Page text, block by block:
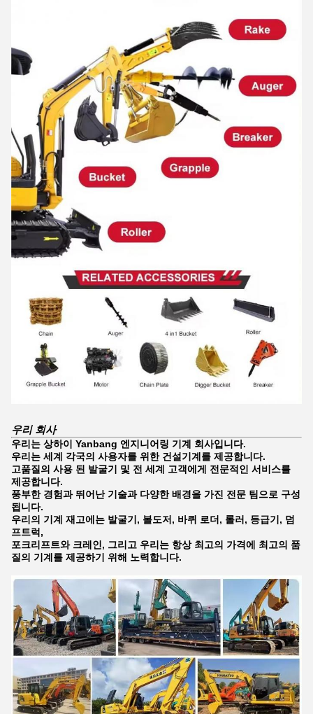
우리 회사
우리는 상하이 Yanbang 엔지니어링 기계 회사입니다.
우리는 세계 각국의 사용자를 위한 건설기계를 제공합니다.
고품질의 사용 된 발굴기 및 전 세계 고객에게 전문적인 서비스를
제공합니다.
풍부한 경험과 뛰어난 기술과 다양한 배경을 가진 전문 팀으로 구성
됩니다.
우리의 기계 재고에는 발굴기, 볼도저, 바퀴 로더, 롤러, 등급기, 덤
프트럭,
포크리프트와 크레인, 그리고 우리는 항상 최고의 가격에 최고의 품
질의 기계를 제공하기 위해 노력합니다.